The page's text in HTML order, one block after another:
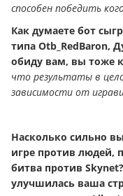
способен победить
Как думаете бот
типа Otb_RedBaron,
обиду вам, вы тоже
что результаты в
зависимости от
Насколько сильно
игре против людей,
битва против
улучшилась ваша